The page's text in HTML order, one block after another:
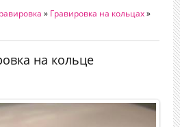
» Гравировка на кольцах»
на кольце